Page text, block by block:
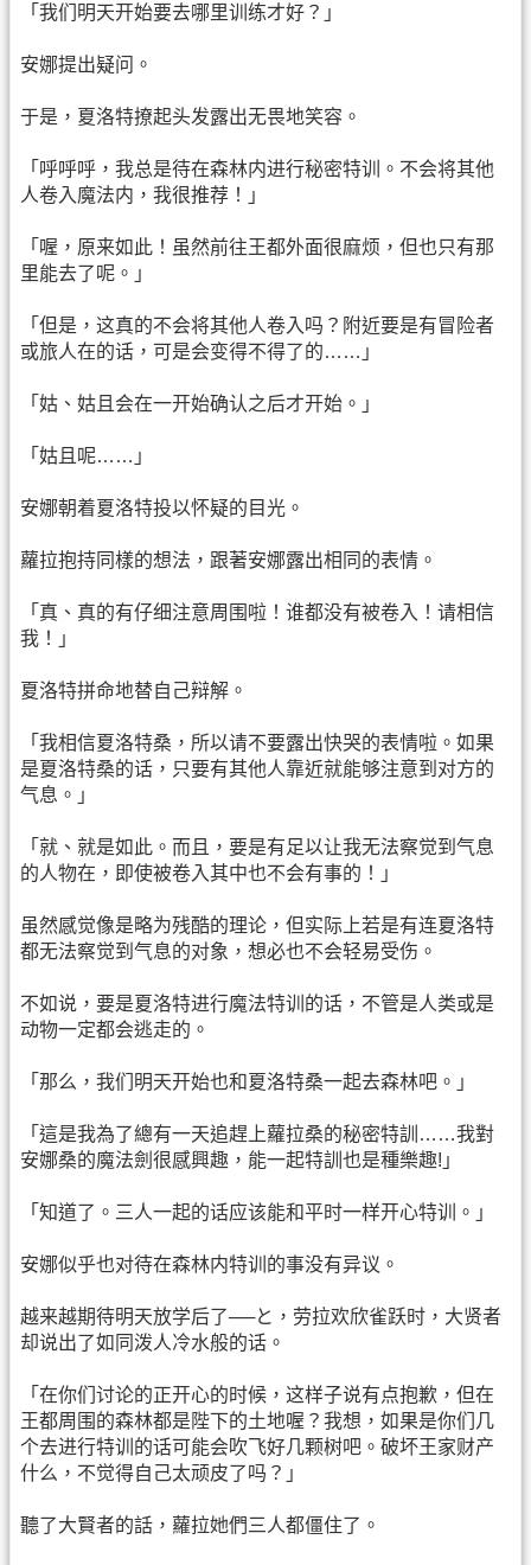
「我们明天开始要去哪里训练才好？」
安娜提出疑问。
于是，夏洛特撩起头发露出无畏地笑容。
「呼呼呼，我总是待在森林内进行秘密特训。不会将其他
人卷入魔法内，我很推荐！」
「喔，原来如此！虽然前往王都外面很麻烦，但也只有那
里能去了呢。」
「但是，这真的不会将其他人卷入吗？附近要是有冒险者
或旅人在的话，可是会变得不得了的……」
「姑、姑且会在一开始确认之后才开始。」
「姑且呢……」
安娜朝着夏洛特投以怀疑的目光。
蘿拉抱持同樣的想法，跟著安娜露出相同的表情。
「真、真的有仔细注意周围啦！谁都没有被卷入！请相信
我！」
夏洛特拼命地替自己辩解。
「我相信夏洛特桑，所以请不要露出快哭的表情啦。如果
是夏洛特桑的话，只要有其他人靠近就能够注意到对方的
气息。」
「就、就是如此。而且，要是有足以让我无法察觉到气息
的人物在，即使被卷入其中也不会有事的！」
虽然感觉像是略为残酷的理论，但实际上若是有连夏洛特
都无法察觉到气息的对象，想必也不会轻易受伤。
不如说，要是夏洛特进行魔法特训的话，不管是人类或是
动物一定都会逃走的。
「那么，我们明天开始也和夏洛特桑一起去森林吧。」
「這是我為了總有一天追趕上蘿拉桑的秘密特訓……我對
安娜桑的魔法劍很感興趣，能一起特訓也是種樂趣!」
「知道了。三人一起的话应该能和平时一样开心特训。」
安娜似乎也对待在森林内特训的事没有异议。
越来越期待明天放学后了──と，劳拉欢欣雀跃时，大贤者
却说出了如同泼人冷水般的话。
「在你们讨论的正开心的时候，这样子说有点抱歉，但在
王都周围的森林都是陛下的土地喔？我想，如果是你们几
个去进行特训的话可能会吹飞好几颗树吧。破坏王家财产
什么，不觉得自己太顽皮了吗？」
聽了大賢者的話，蘿拉她們三人都僵住了。